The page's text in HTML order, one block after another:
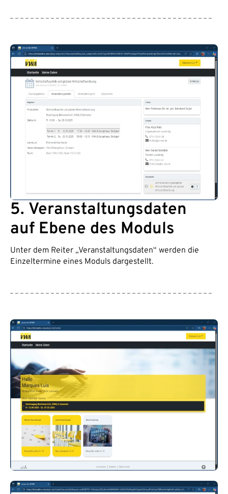
5. Veranstaltungsdaten
auf Ebene des Moduls
Unter dem Reiter „Veranstaltungsdaten“ werden die
Einzeltermine eines Moduls dargestellt.